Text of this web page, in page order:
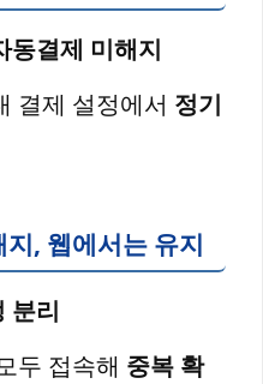
동결제 미해지
결제 설정에서 정기
, 웹에서는 유지
분리
두 접속해 중복 확